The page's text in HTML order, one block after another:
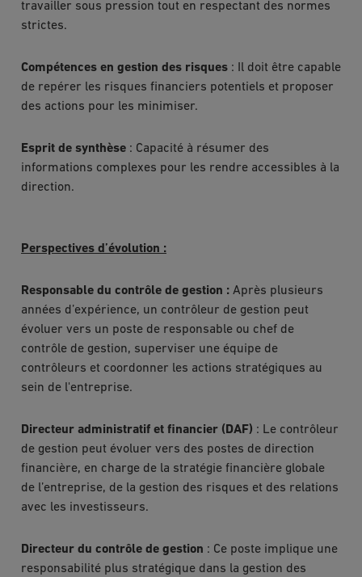
travailler sous pression tout en respectant des normes
strictes.
Compétences en gestion des risques : Il doit être capable
de repérer les risques financiers potentiels et proposer
des actions pour les minimiser.
Esprit de synthèse : Capacité à résumer des
informations complexes pour les rendre accessibles à la
direction.
Perspectives d’évolution :
Responsable du contrôle de gestion : Après plusieurs
années d’expérience, un contrôleur de gestion peut
évoluer vers un poste de responsable ou chef de
contrôle de gestion, superviser une équipe de
contrôleurs et coordonner les actions stratégiques au
sein de l'entreprise.
Directeur administratif et financier (DAF) : Le contrôleur
de gestion peut évoluer vers des postes de direction
financière, en charge de la stratégie financière globale
de l’entreprise, de la gestion des risques et des relations
avec les investisseurs.
Directeur du contrôle de gestion : Ce poste implique une
responsabilité plus stratégique dans la gestion des